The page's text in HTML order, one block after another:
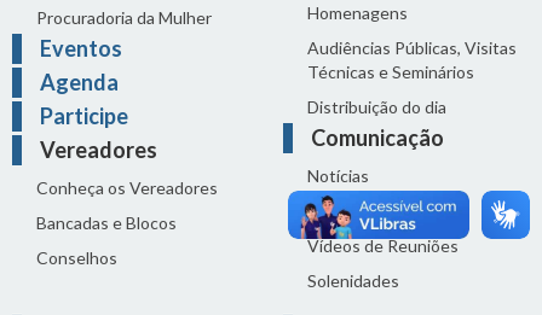
Procuradoria da Mulher
Eventos
Agenda
Participe
Vereadores
Conheça os Vereadores
Bancadas e Blocos
Conselhos
Homenagens
Audiências Públicas, Visitas
Técnicas e Seminários
Distribuição do dia
Comunicação
Notícias
Sala de Imprensa
Vídeos de Reuniões
Solenidades